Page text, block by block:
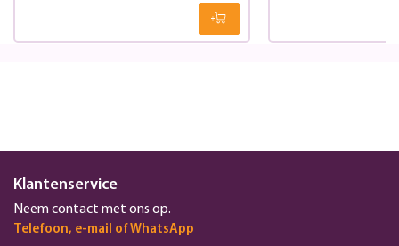
Klantenservice
Neem contact met ons op.
Telefoon, e-mail of WhatsApp